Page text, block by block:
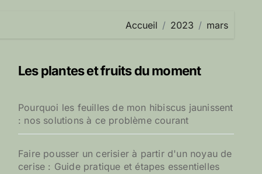
Accueil 2023 mars
Les plantes et fruits du moment
Pourquoi les feuilles de mon hibiscus jaunissent
: nos solutions à ce problème courant
Faire pousser un cerisier à partir d'un noyau de
cerise : Guide pratique et étapes essentielles